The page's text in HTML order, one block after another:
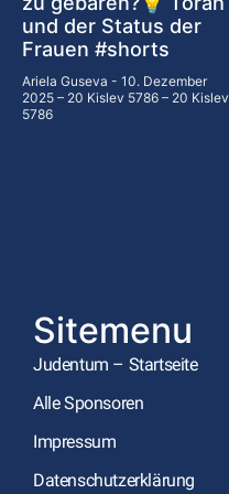
und der Status der
Frauen #shorts
Ariela Guseva
10. Dezember
2025 – 20 Kislev 5786 – 20 Kislev
5786
Sitemenu
Judentum – Startseite
Alle Sponsoren
Impressum
Datenschutzerklärung